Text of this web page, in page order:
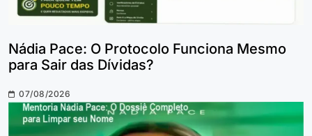
Nádia Pace: O Protocolo Funciona Mesmo
para Sair das Dívidas?
07/08/2026